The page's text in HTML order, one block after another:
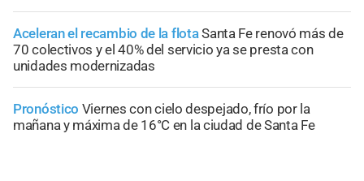
Aceleran el recambio de la flotaSanta Fe renovó más de
70 colectivos y el 40% del servicio ya se presta con
unidades modernizadas
Pronóstico Viernes con cielo despejado, frío por la
mañana y máxima de 16°C en la ciudad de Santa Fe